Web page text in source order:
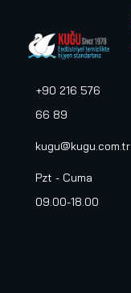
+90 216 576
66 89
kugu@kugu.com.tr
Pzt - Cuma
09.00-18.00